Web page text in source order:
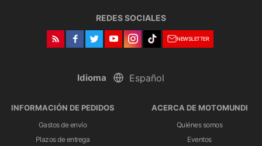
REDES SOCIALES
NEWSLETTER
Idioma
INFORMACIÓN DE PEDIDOS
Gastos de envío
Plazos de entrega
ACERCA DE MOTOMUNDI
Quiénes somos
Eventos